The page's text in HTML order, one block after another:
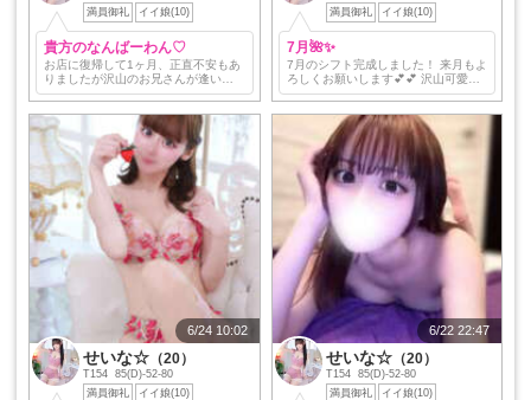
満員御礼
イイ娘(10)
貴方のなんばーわん♡
お店に復帰して1ヶ月、正直不安もあ
りましたが沢山のお兄さんが逢いに
来てくれたお陰で6月度のリピートラ
山の女の子がいる中私を選び続けて
くれるお兄さん達…
満員御礼
イイ娘(10)
7月🌺✨
7月のシフト完成しました！ 来月もよ
ろしくお願いします💕💕 沢山可愛が
ってください♩ 姫予約は御手数です
6/24 10:02
せいな☆ （20）
T154 85(D)-52-80
満員御礼
イイ娘(10)
6/22 22:47
せいな☆（20）
T154 85(D)-52-80
満員御礼
イイ娘(10)